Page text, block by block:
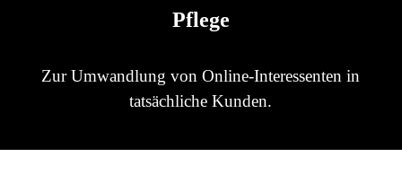
Pflege
Zur Umwandlung von Online-Interessenten in
tatsächliche Kunden.